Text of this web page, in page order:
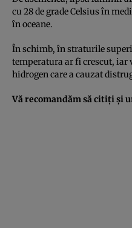
cu 28 de grade Celsius în
în oceane.
În schimb, în straturile
temperatura ar fi crescut, iar
hidrogen care a cauzat
Vă recomandăm să citiţi şi